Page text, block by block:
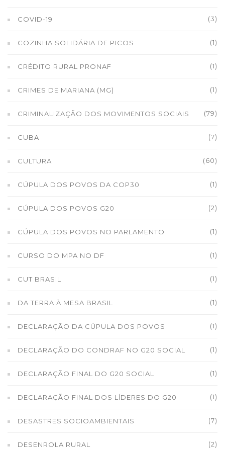
COVID-19 (3)
COZINHA SOLIDÁRIA DE PICOS (1)
CRÉDITO RURAL PRONAF (1)
CRIMES DE MARIANA (MG) (1)
CRIMINALIZAÇÃO DOS MOVIMENTOS SOCIAIS (79)
CUBA (7)
CULTURA (60)
CÚPULA DOS POVOS DA COP30 (1)
CÚPULA DOS POVOS G20 (2)
CÚPULA DOS POVOS NO PARLAMENTO (1)
CURSO DO MPA NO DF (1)
CUT BRASIL (1)
DA TERRA À MESA BRASIL (1)
DECLARAÇÃO DA CÚPULA DOS POVOS (1)
DECLARAÇÃO DO CONDRAF NO G20 SOCIAL (1)
DECLARAÇÃO FINAL DO G20 SOCIAL (1)
DECLARAÇÃO FINAL DOS LÍDERES DO G20 (1)
DESASTRES SOCIOAMBIENTAIS (7)
DESENROLA RURAL (2)